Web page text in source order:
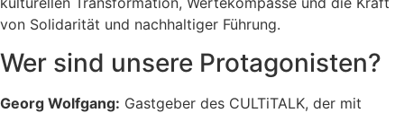
von Solidarität und nachhaltiger Führung.
Wer sind unsere Protagonisten?
Georg Wolfgang: Gastgeber des CULTiTALK, der mit